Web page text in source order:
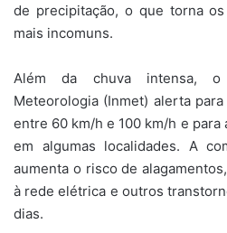
de precipitação, o que torna
mais incomuns.
Além da chuva intensa, o
Meteorologia (Inmet) alerta
entre 60 km/h e 100 km/h e
em algumas localidades. A
aumenta o risco de
à rede elétrica e outros
dias.